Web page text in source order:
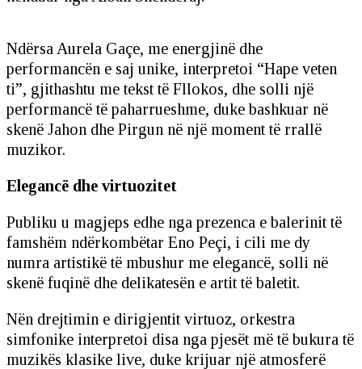
Ndërsa Aurela Gaçe, me energjinë dhe
performancën e saj unike, interpretoi “Hape veten
ti”, gjithashtu me tekst të Fllokos, dhe solli një
performancë të paharrueshme, duke bashkuar në
skenë Jahon dhe Pirgun në një moment të rrallë
muzikor.
Elegancë dhe virtuozitet
Publiku u magjeps edhe nga prezenca e balerinit të
famshëm ndërkombëtar Eno Peçi, i cili me dy
numra artistikë të mbushur me elegancë, solli në
skenë fuqinë dhe delikatesën e artit të baletit.
Nën drejtimin e dirigjentit virtuoz, orkestra
simfonike interpretoi disa nga pjesët më të bukura të
muzikës klasike live, duke krijuar një atmosferë